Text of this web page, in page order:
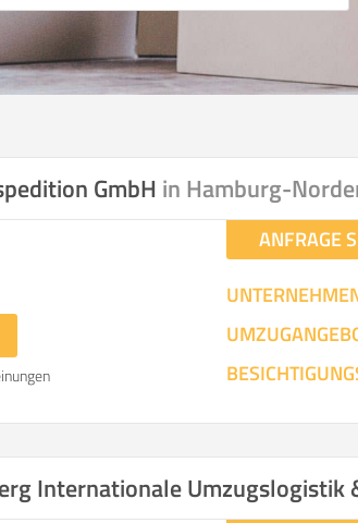
GmbH in Hamburg-
ANFRAGE
Internationale Umzugslogistik